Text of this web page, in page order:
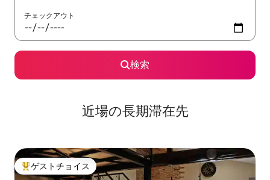
チェックアウト
検索
近場の長期滞在先
大好評のゲストチョイスです。
ゲストチョイス